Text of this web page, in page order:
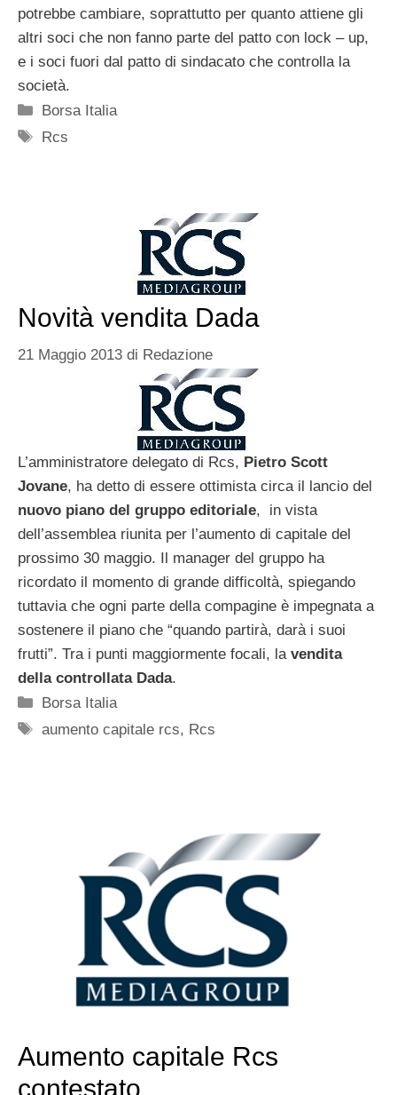
potrebbe cambiare, soprattutto per quanto attiene gli
altri soci che non fanno parte del patto con lock – up,
e i soci fuori dal patto di sindacato che controlla la
società.
Categorie
Borsa Italia
Tag
Rcs
Novità vendita Dada
21 Maggio 2013 di Redazione
L’amministratore delegato di Rcs, Pietro Scott
Jovane, ha detto di essere ottimista circa il lancio del
nuovo piano del gruppo editoriale, in vista
dell’assemblea riunita per l’aumento di capitale del
prossimo 30 maggio. Il manager del gruppo ha
ricordato il momento di grande difficoltà, spiegando
tuttavia che ogni parte della compagine è impegnata a
sostenere il piano che “quando partirà, darà i suoi
frutti”. Tra i punti maggiormente focali, la vendita
della controllata Dada.
Categorie
Borsa Italia
Tag
aumento capitale rcs, Rcs
Aumento capitale Rcs
contestato